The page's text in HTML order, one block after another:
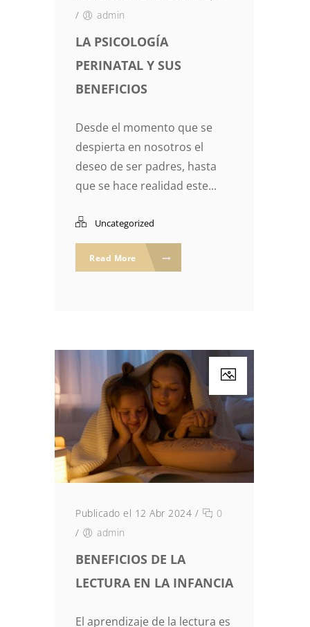
/
admin
LA PSICOLOGÍA
PERINATAL Y SUS
BENEFICIOS
Desde el momento que se
despierta en nosotros el
deseo de ser padres, hasta
que se hace realidad este...
Uncategorized
Read More
Publicado el 12 Abr 2024 /
0
/
admin
BENEFICIOS DE LA
LECTURA EN LA INFANCIA
El aprendizaje de la lectura es